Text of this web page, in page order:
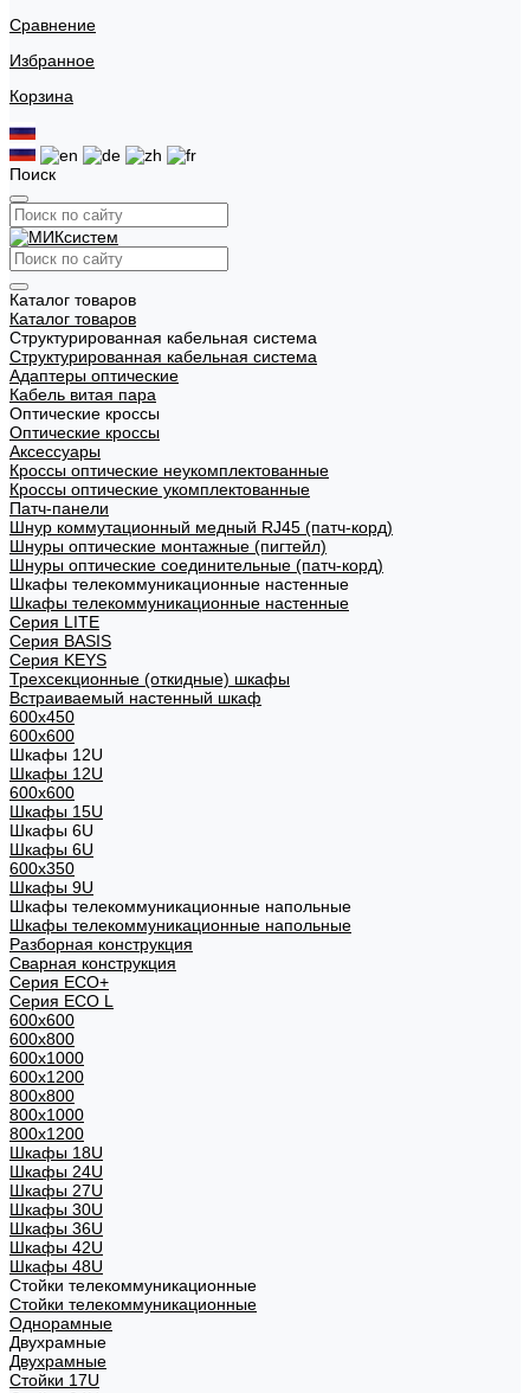
Сравнение
Избранное
Корзина
Поиск
Каталог товаров
Каталог товаров
Структурированная кабельная система
Структурированная кабельная система
Адаптеры оптические
Кабель витая пара
Оптические кроссы
Оптические кроссы
Аксессуары
Кроссы оптические неукомплектованные
Кроссы оптические укомплектованные
Патч-панели
Шнур коммутационный медный RJ45 (патч-корд)
Шнуры оптические монтажные (пигтейл)
Шнуры оптические соединительные (патч-корд)
Шкафы телекоммуникационные настенные
Шкафы телекоммуникационные настенные
Cерия LITE
Cерия BASIS
Cерия KEYS
Трехсекционные (откидные) шкафы
Встраиваемый настенный шкаф
600x450
600x600
Шкафы 12U
Шкафы 12U
600x600
Шкафы 15U
Шкафы 6U
Шкафы 6U
600x350
Шкафы 9U
Шкафы телекоммуникационные напольные
Шкафы телекоммуникационные напольные
Разборная конструкция
Сварная конструкция
Серия ECO+
Серия ECO L
600x600
600x800
600х1000
600х1200
800x800
800х1000
800х1200
Шкафы 18U
Шкафы 24U
Шкафы 27U
Шкафы 30U
Шкафы 36U
Шкафы 42U
Шкафы 48U
Стойки телекоммуникационные
Стойки телекоммуникационные
Однорамные
Двухрамные
Двухрамные
Стойки 17U